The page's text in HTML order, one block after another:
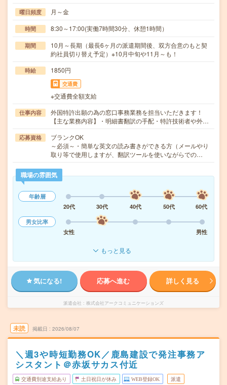
曜日頻度 月～金
時間 8:30～17:00(実働7時間30分、休憩1時間）
期間
10月～長期（最長6ヶ月の派遣期間後、双方合意のもと契
約社員切り替え予定）※10月中旬や11月～も！
時給 1850円
交通費
※交通費全額支給
仕事内容
外国特許出願の為の窓口事務業務を担当いただきます！
【主な業務内容】・明細書翻訳の手配・特許技術者や外…
応募資格
ブランクOK
～必須～・簡単な英文の読み書きができる方（メールやり
取り等で使用しますが、翻訳ツールを使いながらでの…
職場の雰囲気
年齢層
20代
30代 40代 50代
60代
男女比率
女性
男性
もっと見る
気になる! 応募へ進む 詳しく見る
派遣会社 株式会社アークコミュニケーションズ
未読 掲載日 2026/08/07
＼週3や時短勤務OK／鹿島建設で発注事務ア
シスタント＠赤坂サカス付近
交通費別途支給あり 土日祝日が休み WEB登録OK 派遣